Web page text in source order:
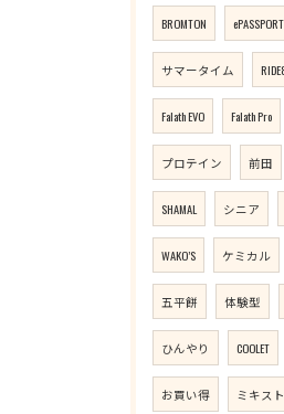
BROMTON ePASSPORT
サマータイム
Falath EVO Falath Pro
プロテイン 前田
SHAMAL シニア
WAKO’S ケミカル
五平餅 体験型
ひんやり COOLET
お買い得 ミキス